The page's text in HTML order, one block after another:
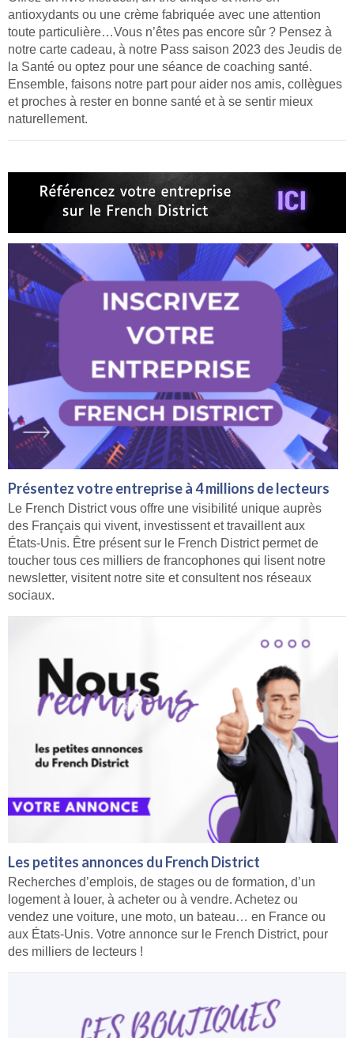
antioxydants ou une crème fabriquée avec une attention
toute particulière…Vous n’êtes pas encore sûr ? Pensez à
notre carte cadeau, à notre Pass saison 2023 des Jeudis de
la Santé ou optez pour une séance de coaching santé.
Ensemble, faisons notre part pour aider nos amis, collègues
et proches à rester en bonne santé et à se sentir mieux
naturellement.
Présentez votre entreprise à 4 millions de lecteurs
Le French District vous offre une visibilité unique auprès
des Français qui vivent, investissent et travaillent aux
États-Unis. Être présent sur le French District permet de
toucher tous ces milliers de francophones qui lisent notre
newsletter, visitent notre site et consultent nos réseaux
sociaux.
Les petites annonces du French District
Recherches d’emplois, de stages ou de formation, d’un
logement à louer, à acheter ou à vendre. Achetez ou
vendez une voiture, une moto, un bateau… en France ou
aux États-Unis. Votre annonce sur le French District, pour
des milliers de lecteurs !